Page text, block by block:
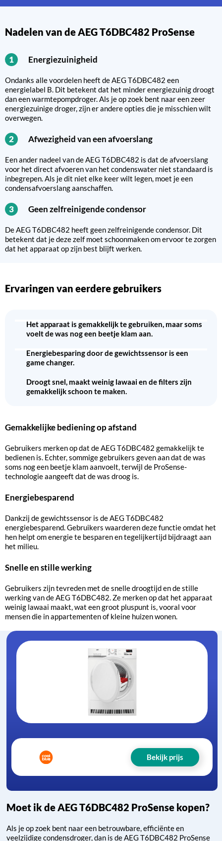
Nadelen van de AEG T6DBC482 ProSense
1 Energiezuinigheid
Ondanks alle voordelen heeft de AEG T6DBC482 een
energielabel B. Dit betekent dat het minder energiezuinig droogt
dan een warmtepompdroger. Als je op zoek bent naar een zeer
energiezuinige droger, zijn er andere opties die je misschien wilt
overwegen.
2 Afwezigheid van een afvoerslang
Een ander nadeel van de AEG T6DBC482 is dat de afvoerslang
voor het direct afvoeren van het condenswater niet standaard is
inbegrepen. Als je dit niet elke keer wilt legen, moet je een
condensafvoerslang aanschaffen.
3 Geen zelfreinigende condensor
De AEG T6DBC482 heeft geen zelfreinigende condensor. Dit
betekent dat je deze zelf moet schoonmaken om ervoor te zorgen
dat het apparaat op zijn best blijft werken.
Ervaringen van eerdere gebruikers
Het apparaat is gemakkelijk te gebruiken, maar soms
voelt de was nog een beetje klam aan.
Energiebesparing door de gewichtssensor is een
game changer.
Droogt snel, maakt weinig lawaai en de filters zijn
gemakkelijk schoon te maken.
Gemakkelijke bediening op afstand
Gebruikers merken op dat de AEG T6DBC482 gemakkelijk te
bedienen is. Echter, sommige gebruikers geven aan dat de was
soms nog een beetje klam aanvoelt, terwijl de ProSense-
technologie aangeeft dat de was droog is.
Energiebesparend
Dankzij de gewichtssensor is de AEG T6DBC482
energiebesparend. Gebruikers waarderen deze functie omdat het
hen helpt om energie te besparen en tegelijkertijd bijdraagt aan
het milieu.
Snelle en stille werking
Gebruikers zijn tevreden met de snelle droogtijd en de stille
werking van de AEG T6DBC482. Ze merken op dat het apparaat
weinig lawaai maakt, wat een groot pluspunt is, vooral voor
mensen die in appartementen of kleine huizen wonen.
Moet ik de AEG T6DBC482 ProSense kopen?
Als je op zoek bent naar een betrouwbare, efficiënte en
veelzijdige condensdroger, dan is de AEG T6DBC482 ProSense
Bekijk prijs